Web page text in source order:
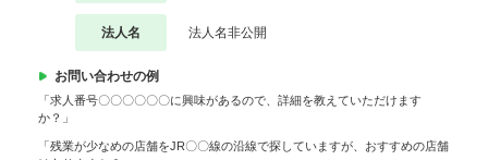
法人名 法人名非公開
お問い合わせの例
「求人番号〇〇〇〇〇〇に興味があるので、詳細を教えていただけます
か？」
「残業が少なめの店舗をJR〇〇線の沿線で探していますが、おすすめの店舗